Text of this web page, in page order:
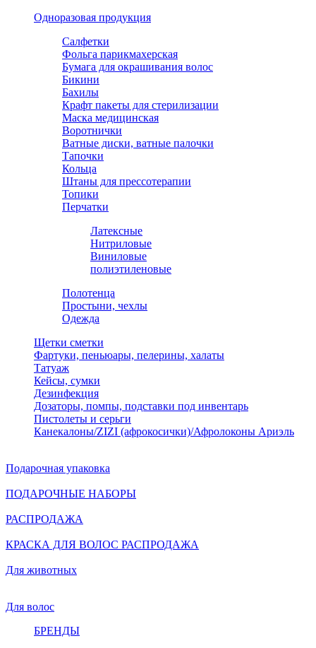
Одноразовая продукция
Салфетки
Фольга парикмахерская
Бумага для окрашивания волос
Бикини
Бахилы
Крафт пакеты для стерилизации
Маска медицинская
Воротнички
Ватные диски, ватные палочки
Тапочки
Кольца
Штаны для прессотерапии
Топики
Перчатки
Латексные
Нитриловые
Виниловые
полиэтиленовые
Полотенца
Простыни, чехлы
Одежда
Щетки сметки
Фартуки, пеньюары, пелерины, халаты
Татуаж
Кейсы, сумки
Дезинфекция
Дозаторы, помпы, подставки под инвентарь
Пистолеты и серьги
Канекалоны/ZIZI (афрокосички)/Афролоконы Ариэль
Подарочная упаковка
ПОДАРОЧНЫЕ НАБОРЫ
РАСПРОДАЖА
КРАСКА ДЛЯ ВОЛОС РАСПРОДАЖА
Для животных
Для волос
БРЕНДЫ